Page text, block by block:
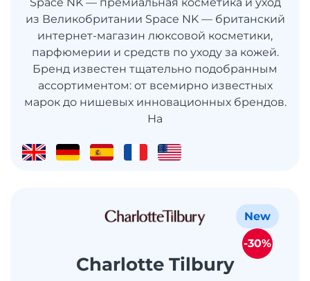
из Великобритании Space NK — британский
интернет-магазин люксовой косметики,
парфюмерии и средств по уходу за кожей.
Бренд известен тщательно подобранным
ассортиментом: от всемирно известных
марок до нишевых инновационных брендов.
На
Charlotte Tilbury
New
-30%